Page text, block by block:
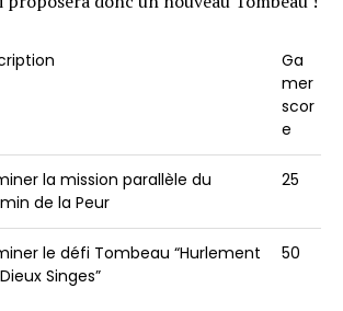
Ga
mer
scor
e
la mission parallèle du
de la Peur
25
le défi Tombeau “Hurlement
Singes”
50